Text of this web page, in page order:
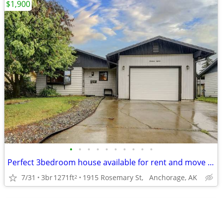
• • • • • • • • • •
Perfect 3bedroom house available for rent and move in asap!! Dm Asap
7/31 3br1271ft2 1915 Rosemary St, Anchorage, AK
$1,900